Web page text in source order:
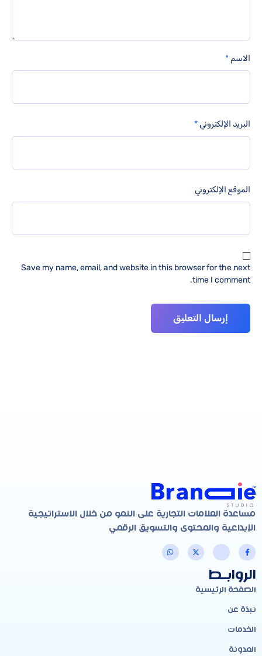
الاسم *
البريد الإلكتروني*
الموقع الإلكتروني
Save my name, email, and website in this browser for the next
time I comment.
مساعدة العلامات التجارية على النمو من خلال الاستراتيجية
الإبداعية والمحتوى والتسويق الرقمي
الروابـط
الصفحة الرئيسية
نبذة عن
الخدمات
المدونة